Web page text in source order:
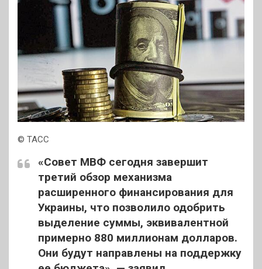
© ТАСС
«Совет МВФ сегодня завершит
третий обзор механизма
расширенного финансирования для
Украины, что позволило одобрить
выделение суммы, эквивалентной
примерно 880 миллионам долларов.
Они будут направлены на поддержку